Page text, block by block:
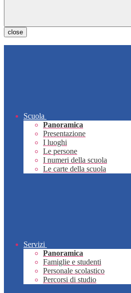
close
Scuola
Panoramica
Presentazione
I luoghi
Le persone
I numeri della scuola
Le carte della scuola
Servizi
Panoramica
Famiglie e studenti
Personale scolastico
Percorsi di studio